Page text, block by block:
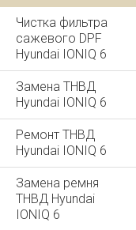
Чистка фильтра
сажевого DPF
Hyundai IONIQ 6
Замена ТНВД
Hyundai IONIQ 6
Ремонт ТНВД
Hyundai IONIQ 6
Замена ремня
ТНВД Hyundai
IONIQ 6